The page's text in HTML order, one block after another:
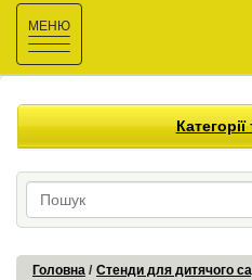
Toggle
navigation
Головна Стенди для дитячого